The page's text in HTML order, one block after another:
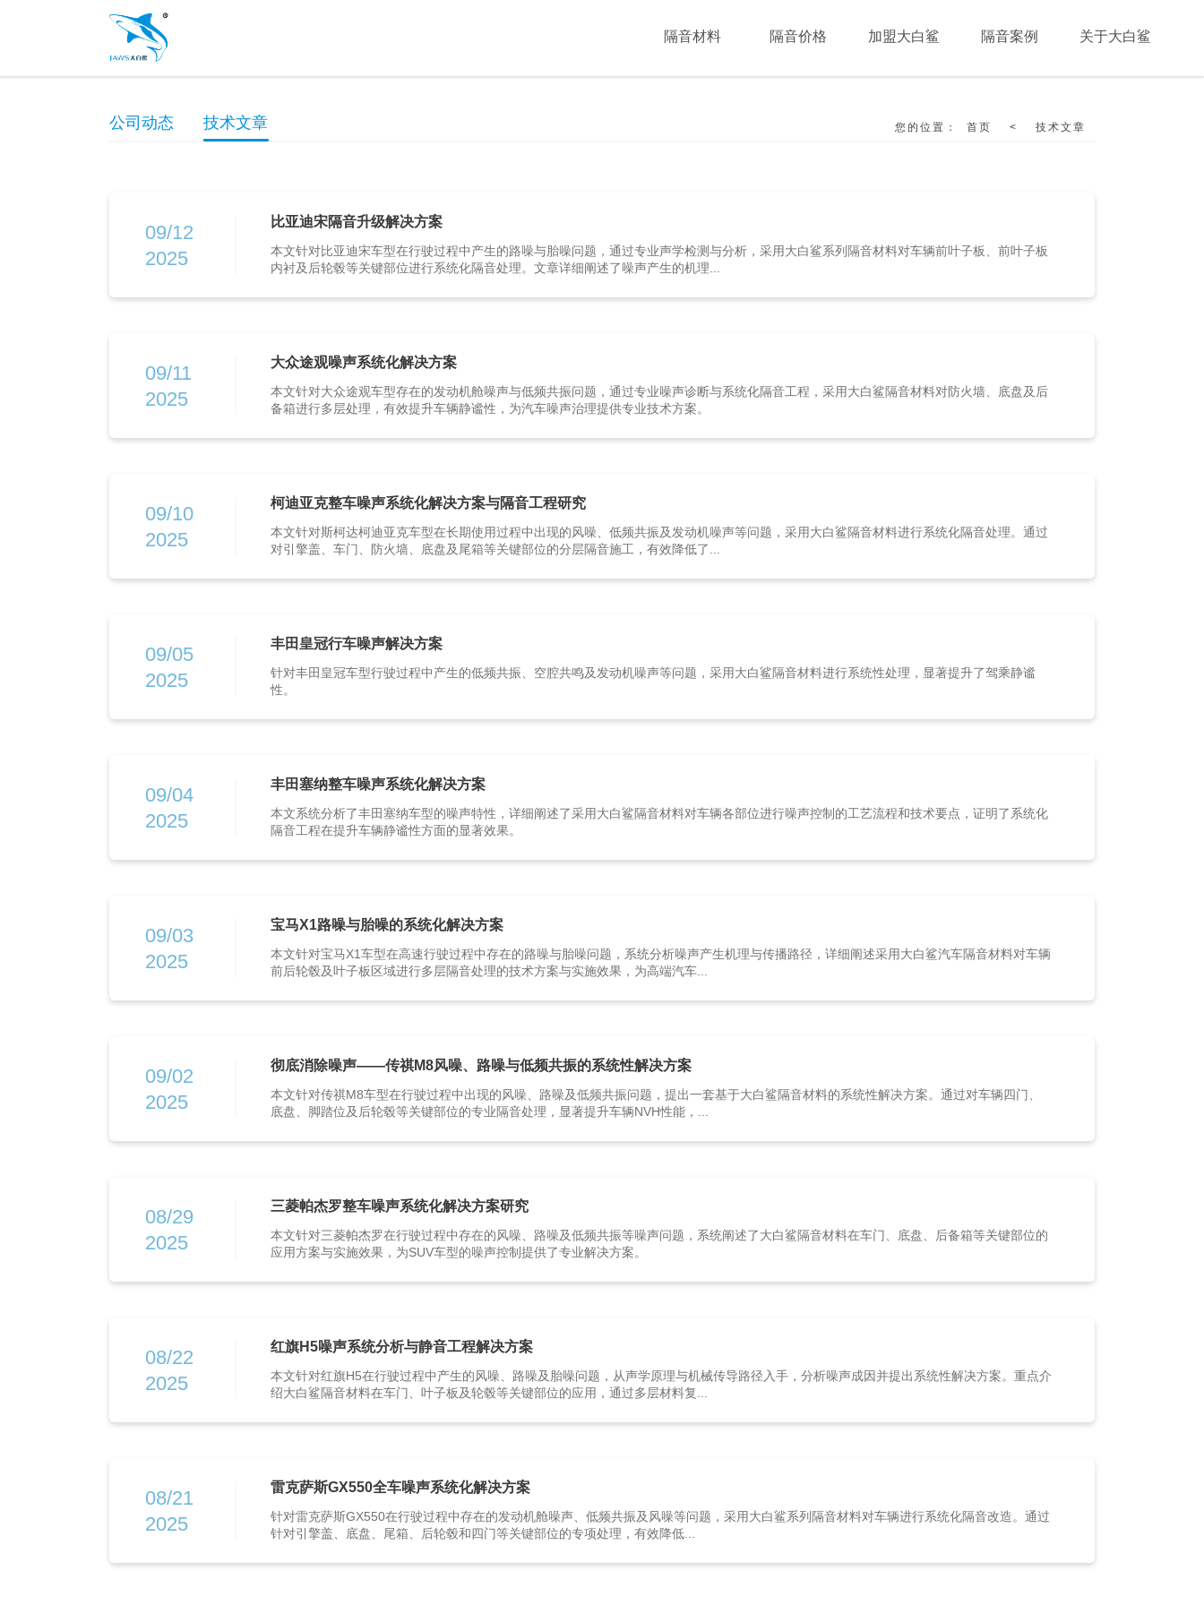
隔音材料 隔音价格 加盟大白鲨 隔音案例 关于大白鲨
公司动态 技术文章 您的位置： 首页 < 技术文章
09/12
2025
比亚迪宋隔音升级解决方案
本文针对比亚迪宋车型在行驶过程中产生的路噪与胎噪问题，通过专业声学检测与分析，采用大白鲨系列隔音材料对车辆前叶子板、前叶子板
内衬及后轮毂等关键部位进行系统化隔音处理。文章详细阐述了噪声产生的机理...
09/11
2025
大众途观噪声系统化解决方案
本文针对大众途观车型存在的发动机舱噪声与低频共振问题，通过专业噪声诊断与系统化隔音工程，采用大白鲨隔音材料对防火墙、底盘及后
备箱进行多层处理，有效提升车辆静谧性，为汽车噪声治理提供专业技术方案。
09/10
2025
柯迪亚克整车噪声系统化解决方案与隔音工程研究
本文针对斯柯达柯迪亚克车型在长期使用过程中出现的风噪、低频共振及发动机噪声等问题，采用大白鲨隔音材料进行系统化隔音处理。通过
对引擎盖、车门、防火墙、底盘及尾箱等关键部位的分层隔音施工，有效降低了...
09/05
2025
丰田皇冠行车噪声解决方案
针对丰田皇冠车型行驶过程中产生的低频共振、空腔共鸣及发动机噪声等问题，采用大白鲨隔音材料进行系统性处理，显著提升了驾乘静谧
性。
09/04
2025
丰田塞纳整车噪声系统化解决方案
本文系统分析了丰田塞纳车型的噪声特性，详细阐述了采用大白鲨隔音材料对车辆各部位进行噪声控制的工艺流程和技术要点，证明了系统化
隔音工程在提升车辆静谧性方面的显著效果。
09/03
2025
宝马X1路噪与胎噪的系统化解决方案
本文针对宝马X1车型在高速行驶过程中存在的路噪与胎噪问题，系统分析噪声产生机理与传播路径，详细阐述采用大白鲨汽车隔音材料对车辆
前后轮毂及叶子板区域进行多层隔音处理的技术方案与实施效果，为高端汽车...
09/02
2025
彻底消除噪声——传祺M8风噪、路噪与低频共振的系统性解决方案
本文针对传祺M8车型在行驶过程中出现的风噪、路噪及低频共振问题，提出一套基于大白鲨隔音材料的系统性解决方案。通过对车辆四门、
底盘、脚踏位及后轮毂等关键部位的专业隔音处理，显著提升车辆NVH性能，...
08/29
2025
三菱帕杰罗整车噪声系统化解决方案研究
本文针对三菱帕杰罗在行驶过程中存在的风噪、路噪及低频共振等噪声问题，系统阐述了大白鲨隔音材料在车门、底盘、后备箱等关键部位的
应用方案与实施效果，为SUV车型的噪声控制提供了专业解决方案。
08/22
2025
红旗H5噪声系统分析与静音工程解决方案
本文针对红旗H5在行驶过程中产生的风噪、路噪及胎噪问题，从声学原理与机械传导路径入手，分析噪声成因并提出系统性解决方案。重点介
绍大白鲨隔音材料在车门、叶子板及轮毂等关键部位的应用，通过多层材料复...
08/21
2025
雷克萨斯GX550全车噪声系统化解决方案
针对雷克萨斯GX550在行驶过程中存在的发动机舱噪声、低频共振及风噪等问题，采用大白鲨系列隔音材料对车辆进行系统化隔音改造。通过
针对引擎盖、底盘、尾箱、后轮毂和四门等关键部位的专项处理，有效降低...